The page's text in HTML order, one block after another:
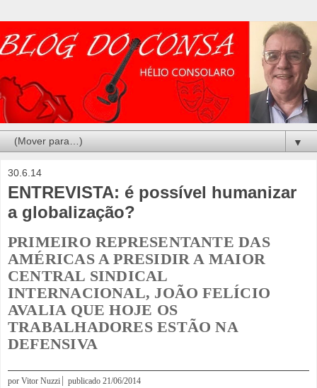
▼
30.6.14
ENTREVISTA: é possível humanizar
a globalização?
PRIMEIRO REPRESENTANTE DAS
AMÉRICAS A PRESIDIR A MAIOR
CENTRAL SINDICAL
INTERNACIONAL, JOÃO FELÍCIO
AVALIA QUE HOJE OS
TRABALHADORES ESTÃO NA
DEFENSIVA
por Vitor Nuzzi publicado 21/06/2014